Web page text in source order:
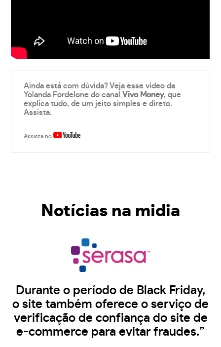
Ainda está com dúvida? Veja esse vídeo da
Yolanda Fordelone do canalVivo Money, que
explica tudo, de um jeito simples e direto.
Assista.
Assista no
Notícias na midia
Durante o período de Black Friday,
o site também oferece o serviço de
verificação de confiança do site de
e-commerce para evitar fraudes.”